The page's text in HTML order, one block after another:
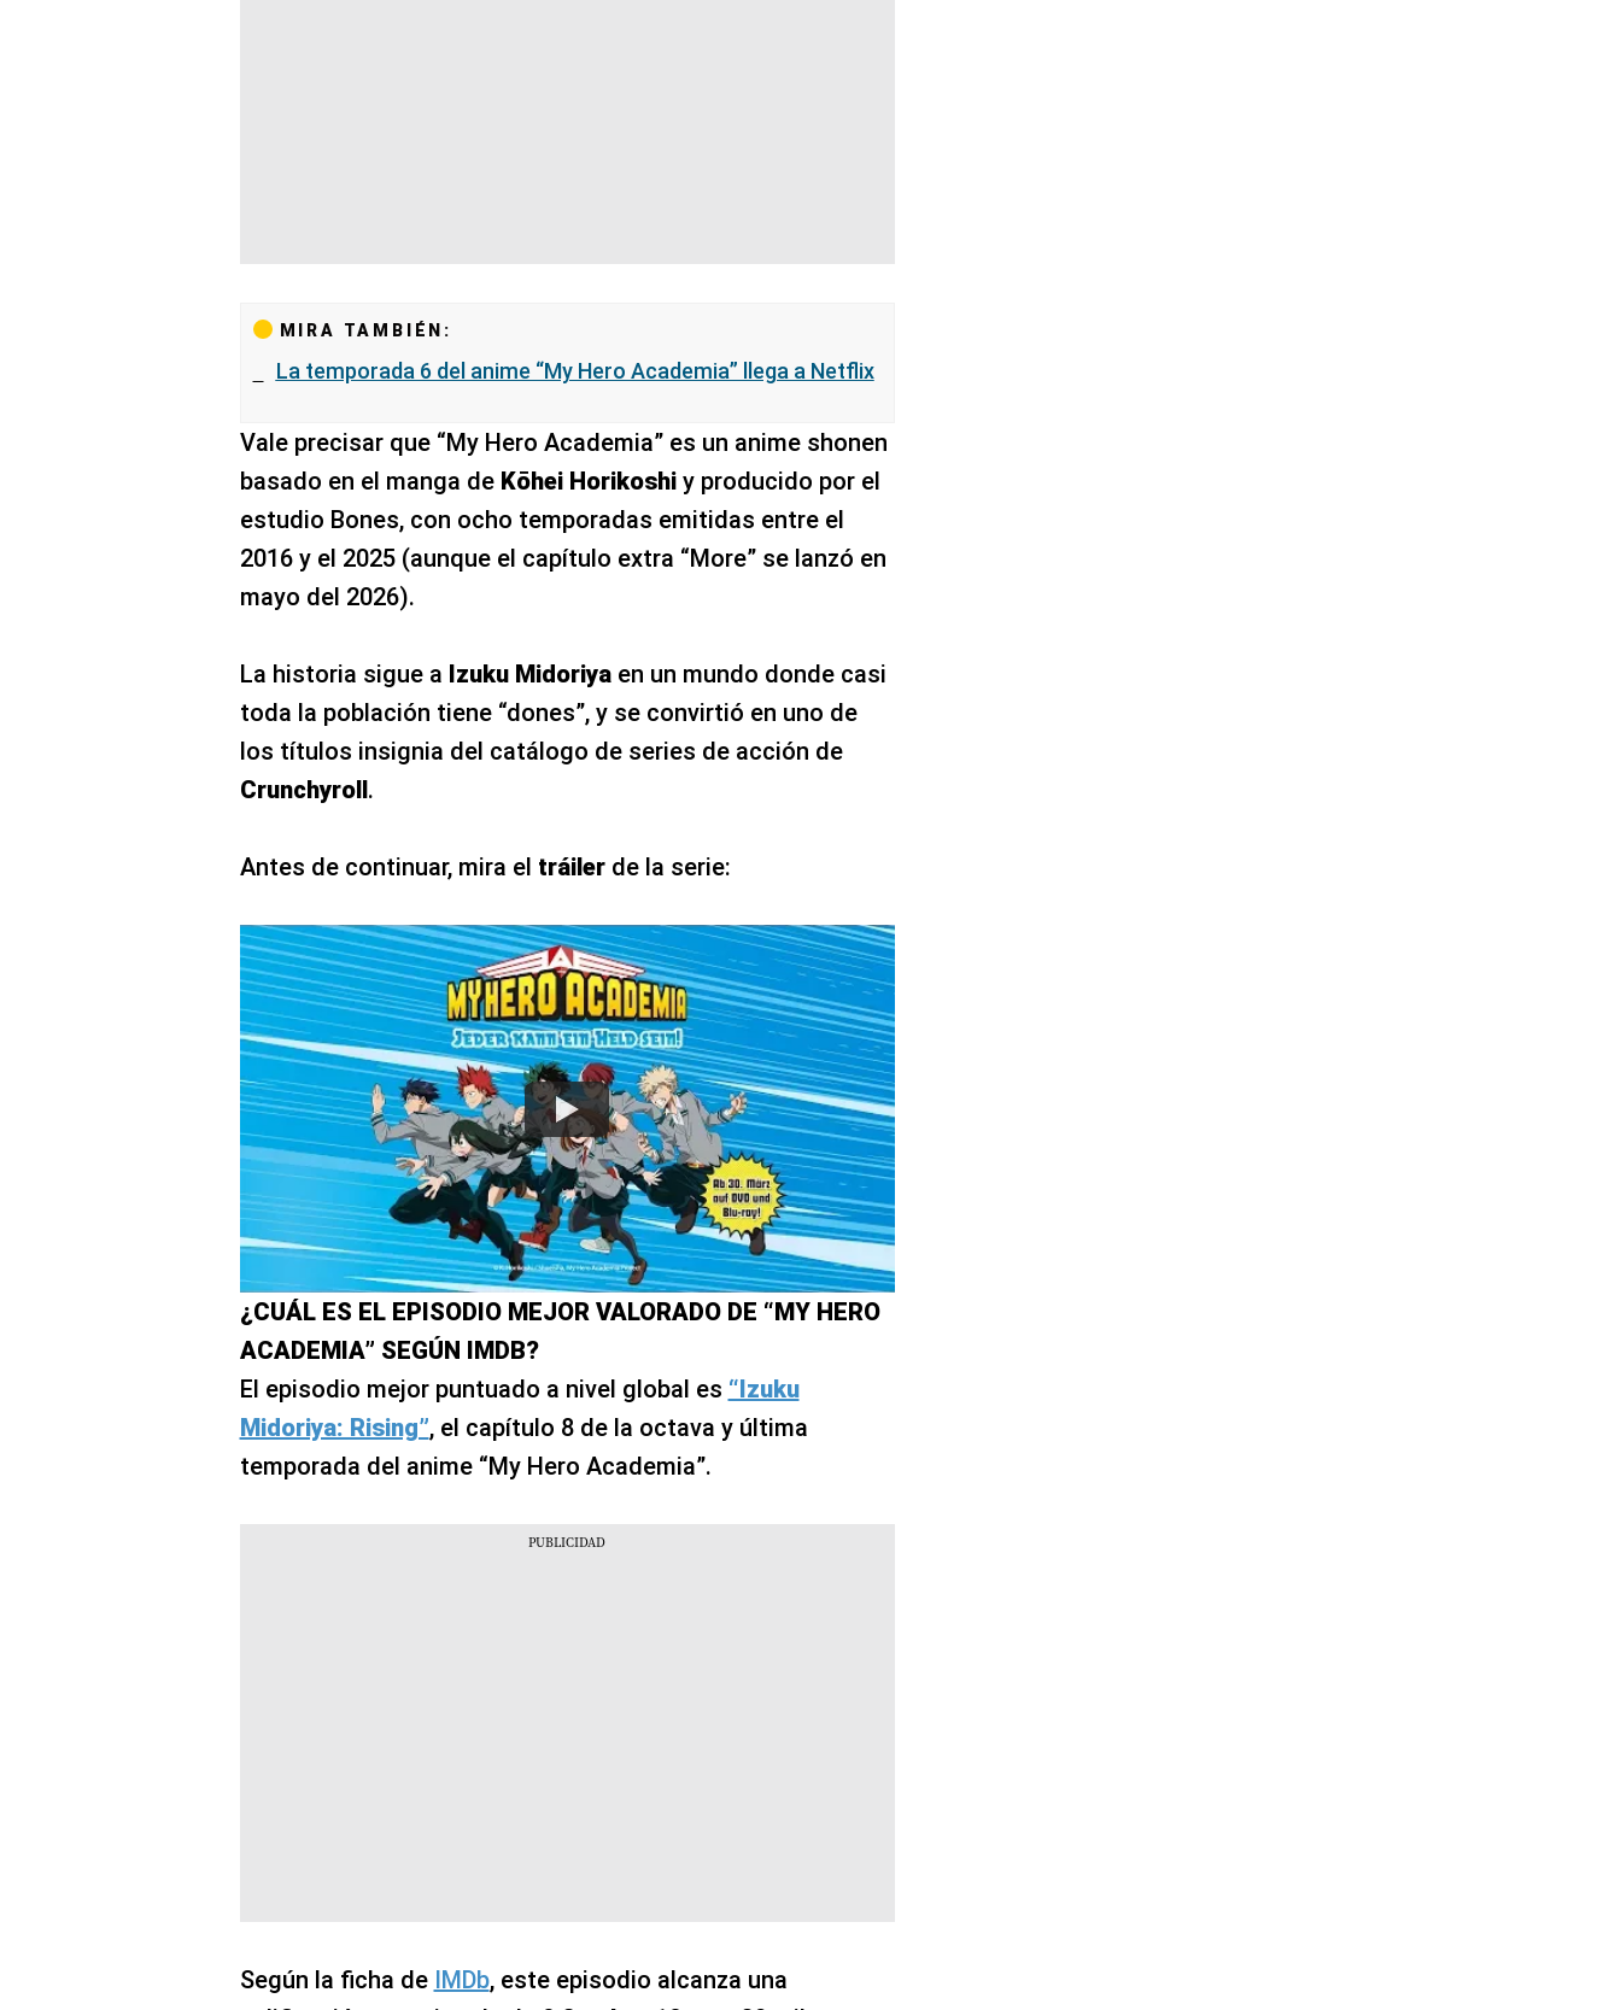
MIRA TAMBIÉN:
La temporada 6 del anime “My Hero Academia” llega a Netflix
Vale precisar que “My Hero Academia” es un anime shonen
basado en el manga de Kōhei Horikoshiy producido por el
estudio Bones, con ocho temporadas emitidas entre el
2016 y el 2025 (aunque el capítulo extra “More” se lanzó en
mayo del 2026).
La historia sigue a Izuku Midoriyaen un mundo donde casi
toda la población tiene “dones”, y se convirtió en uno de
los títulos insignia del catálogo de series de acción de
Crunchyroll.
Antes de continuar, mira el tráiler de la serie:
¿CUÁL ES EL EPISODIO MEJOR VALORADO DE “MY HERO
ACADEMIA” SEGÚN IMDB?
El episodio mejor puntuado a nivel global es “Izuku
Midoriya: Rising”, el capítulo 8 de la octava y última
temporada del anime “My Hero Academia”.
Según la ficha de IMDb, este episodio alcanza una